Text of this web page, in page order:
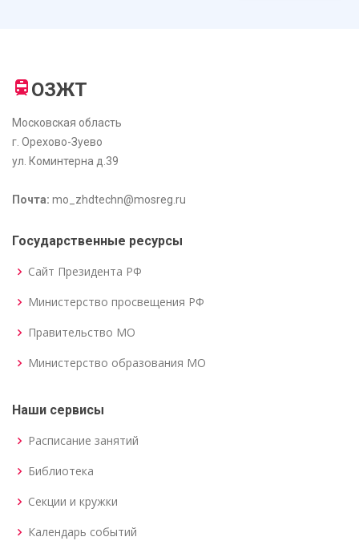
ОЗЖТ
Московская область
г. Орехово-Зуево
ул. Коминтерна д.39
Почта: mo_zhdtechn@mosreg.ru
Государственные ресурсы
Сайт Президента РФ
Министерство просвещения РФ
Правительство МО
Министерство образования МО
Наши сервисы
Расписание занятий
Библиотека
Секции и кружки
Календарь событий